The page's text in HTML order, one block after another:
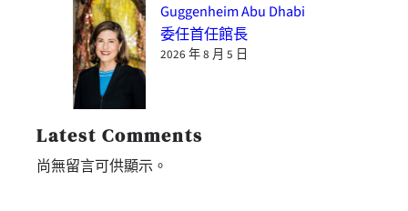
Guggenheim Abu Dhabi
委任首任館長
2026 年 8 月 5 日
Latest Comments
尚無留言可供顯示。